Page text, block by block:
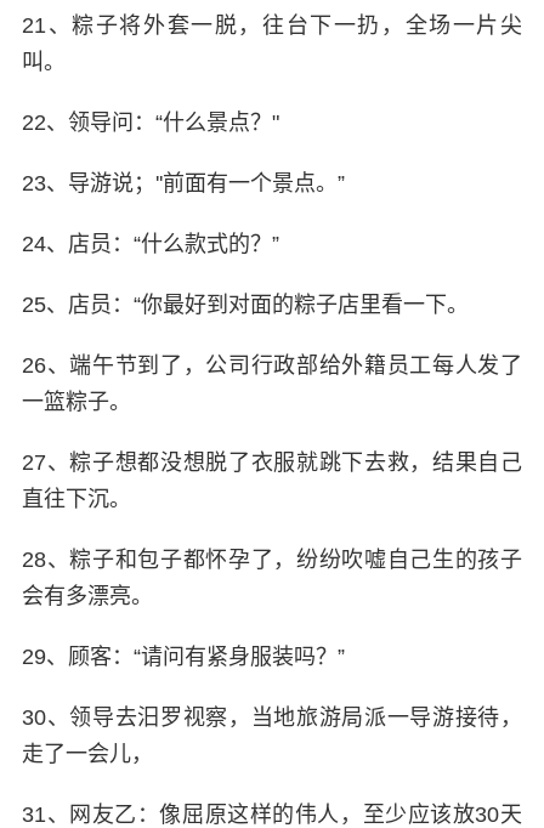
21、粽子将外套一脱，往台下一扔，全场一片尖
叫。
22、领导问：“什么景点？"
23、导游说；''前面有一个景点。”
24、店员：“什么款式的？”
25、店员：“你最好到对面的粽子店里看一下。
26、端午节到了，公司行政部给外籍员工每人发了
一篮粽子。
27、粽子想都没想脱了衣服就跳下去救，结果自己
直往下沉。
28、粽子和包子都怀孕了，纷纷吹嘘自己生的孩子
会有多漂亮。
29、顾客：“请问有紧身服装吗？”
30、领导去汨罗视察，当地旅游局派一导游接待，
走了一会儿，
31、网友乙：像屈原这样的伟人，至少应该放30天